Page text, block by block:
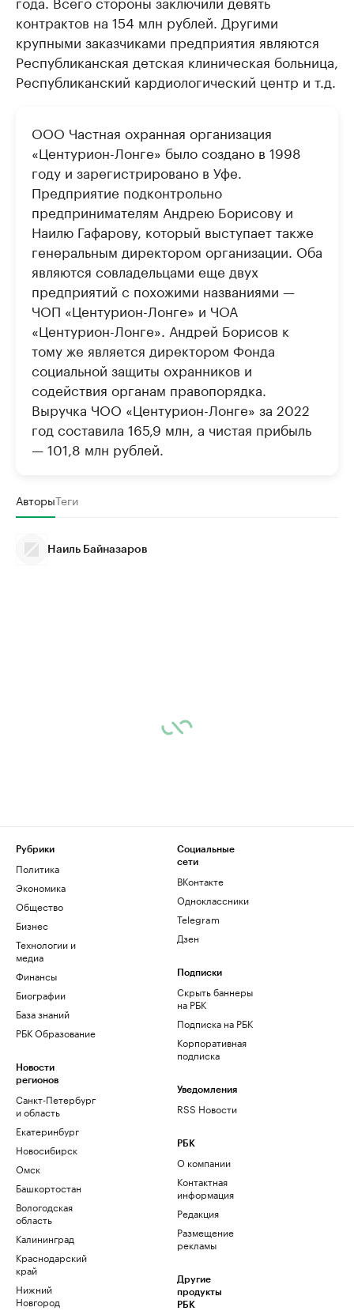
контрактов на 154 млн рублей. Другими
крупными заказчиками предприятия являются
Республиканская детская клиническая больница,
Республиканский кардиологический центр и т.д.
ООО Частная охранная организация
«Центурион-Лонге» было создано в 1998
году и зарегистрировано в Уфе.
Предприятие подконтрольно
предпринимателям Андрею Борисову и
Наилю Гафарову, который выступает также
генеральным директором организации. Оба
являются совладельцами еще двух
предприятий с похожими названиями —
ЧОП «Центурион-Лонге» и ЧОА
«Центурион-Лонге». Андрей Борисов к
тому же является директором Фонда
социальной защиты охранников и
содействия органам правопорядка.
Выручка ЧОО «Центурион-Лонге» за 2022
год составила 165,9 млн, а чистая прибыль
— 101,8 млн рублей.
АвторыТеги
Наиль Байназаров
Рубрики
Политика
Экономика
Общество
Бизнес
Технологии и
медиа
Финансы
Биографии
База знаний
РБК Образование
Новости
регионов
Санкт-Петербург
и область
Екатеринбург
Новосибирск
Омск
Башкортостан
Вологодская
область
Калининград
Краснодарский
край
Нижний
Новгород
Социальные
сети
ВКонтакте
Одноклассники
Telegram
Дзен
Подписки
Скрыть баннеры
на РБК
Подписка на РБК
Корпоративная
подписка
Уведомления
RSS Новости
РБК
О компании
Контактная
информация
Редакция
Размещение
рекламы
Другие
продукты
РБК